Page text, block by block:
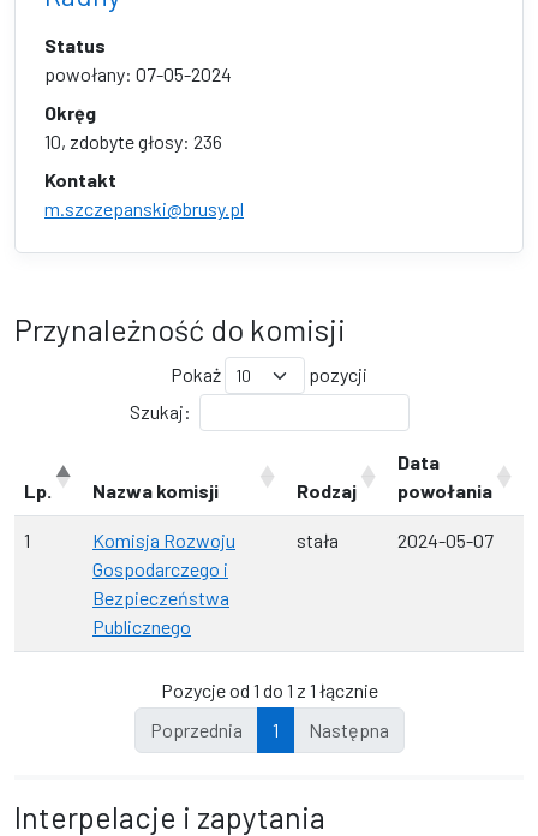
Status
powołany: 07-05-2024
Okręg
10, zdobyte głosy: 236
Kontakt
m.szczepanski@brusy.pl
Przynależność do komisji
Pokaż
pozycji
Szukaj:
Lp. Nazwa komisji Rodzaj
Data
powołania
1
Komisja Rozwoju
Gospodarczego i
Bezpieczeństwa
Publicznego
stała 2024-05-07
Pozycje od 1 do 1 z 1 łącznie
Poprzednia
1 Następna
Interpelacje i zapytania